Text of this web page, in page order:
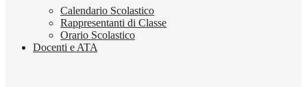
Calendario Scolastico
Rappresentanti di Classe
Orario Scolastico
Docenti e ATA